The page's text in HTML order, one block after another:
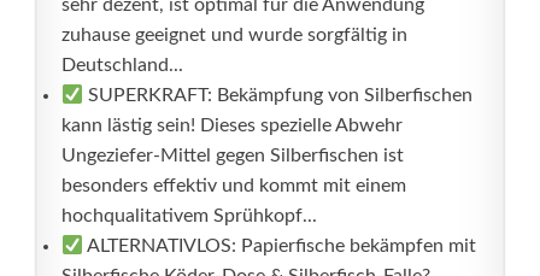
sehr dezent, ist optimal für die Anwendung
zuhause geeignet und wurde sorgfältig in
Deutschland...
SUPERKRAFT: Bekämpfung von Silberfischen
kann lästig sein! Dieses spezielle Abwehr
Ungeziefer-Mittel gegen Silberfischen ist
besonders effektiv und kommt mit einem
hochqualitativem Sprühkopf...
ALTERNATIVLOS: Papierfische bekämpfen mit